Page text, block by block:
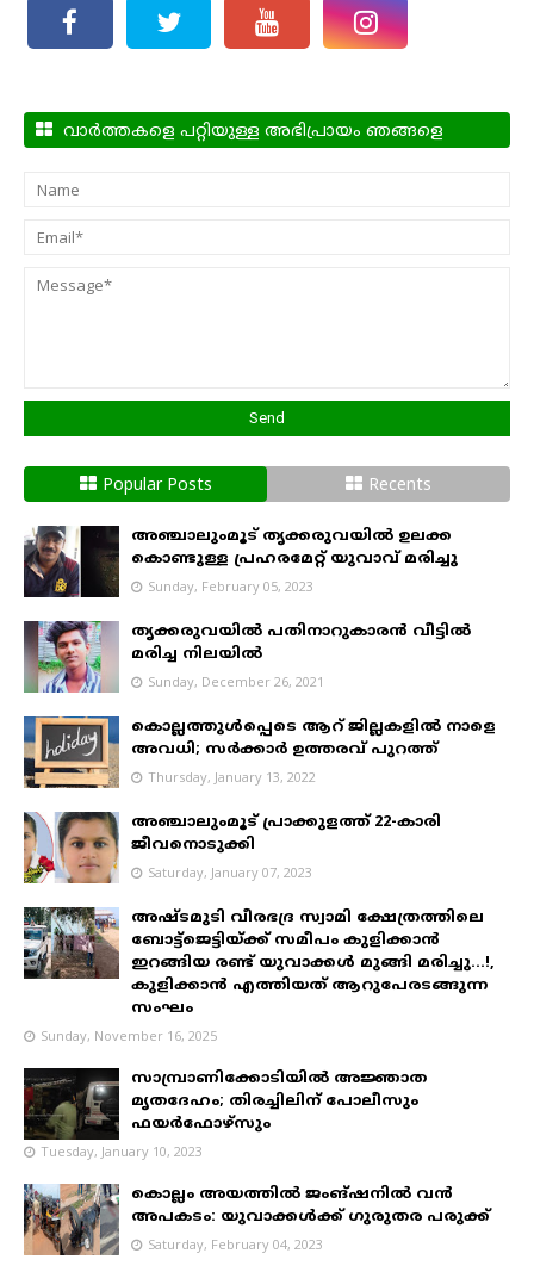
വാർത്തകളെ പറ്റിയുള്ള അഭിപ്രായം ഞങ്ങളെ
Popular Posts Recents
അഞ്ചാലുംമൂട് തൃക്കരുവയിൽ ഉലക്ക
കൊണ്ടുള്ള പ്രഹരമേറ്റ് യുവാവ് മരിച്ചു
Sunday, February 05, 2023
തൃക്കരുവയിൽ പതിനാറുകാരൻ വീട്ടിൽ
മരിച്ച നിലയിൽ
Sunday, December 26, 2021
കൊല്ലത്തുൾപ്പെടെ ആറ് ജില്ലകളിൽ നാളെ
അവധി; സർക്കാർ ഉത്തരവ് പുറത്ത്
Thursday, January 13, 2022
അഞ്ചാലുംമൂട് പ്രാക്കുളത്ത് 22-കാരി
ജീവനൊടുക്കി
Saturday, January 07, 2023
അഷ്ടമുടി വീരഭദ്ര സ്വാമി ക്ഷേത്രത്തിലെ
ബോട്ട്ജെട്ടിയ്ക്ക് സമീപം കുളിക്കാൻ
ഇറങ്ങിയ രണ്ട് യുവാക്കൾ മുങ്ങി മരിച്ചു...!,
കുളിക്കാൻ എത്തിയത് ആറുപേരടങ്ങുന്ന
സംഘം
Sunday, November 16, 2025
സാമ്പ്രാണിക്കോടിയിൽ അജ്ഞാത
മൃതദേഹം; തിരച്ചിലിന് പോലീസും
ഫയർഫോഴ്‌സും
Tuesday, January 10, 2023
കൊല്ലം അയത്തിൽ ജംങ്ഷനിൽ വൻ
അപകടം: യുവാക്കൾക്ക് ഗുരുതര പരുക്ക്
Saturday, February 04, 2023